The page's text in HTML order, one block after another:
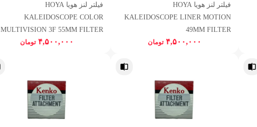
فیلتر لنز هویا HOYA
KALEIDOSCOPE LINER MOTION
49MM FILTER
۴,۵۰۰,۰۰۰ تومان
فیلتر لنز هویا HOYA
KALEIDOSCOPE COLOR
MULTIVISION 3F 55MM FILTER
۴,۵۰۰,۰۰۰ تومان